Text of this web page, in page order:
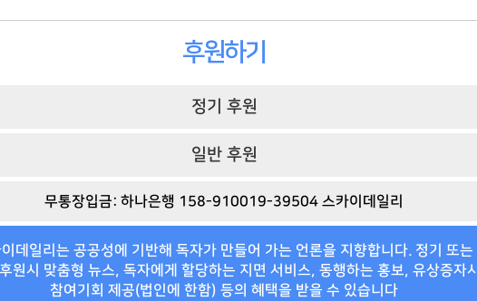
후원하기
정기 후원
일반 후원
무통장입금: 하나은행 158-910019-39504 스카이데일리
데일리는 공공성에 기반해 독자가 만들어 가는 언론을 지향합니다. 정기 또는
원시 맞춤형 뉴스, 독자에게 할당하는 지면 서비스, 동행하는 홍보, 유상증자시
참여기회 제공(법인에 한함) 등의 혜택을 받을 수 있습니다